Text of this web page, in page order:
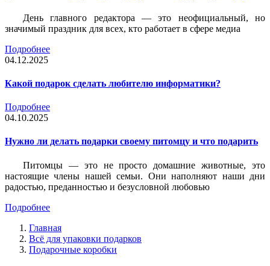
День главного редактора — это неофициальный, но
значимый праздник для всех, кто работает в сфере медиа
Подробнее
04.12.2025
Какой подарок сделать любителю информатики?
Подробнее
04.10.2025
Нужно ли делать подарки своему питомцу и что подарить
Питомцы — это не просто домашние животные, это
настоящие члены нашей семьи. Они наполняют наши дни
радостью, преданностью и безусловной любовью
Подробнее
Главная
Всё для упаковки подарков
Подарочные коробки